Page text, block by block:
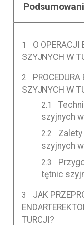
O OPERACJI
SZYJNYCH W
SZYJNYCH W
szyjnych
szyjnych
tętnic
JAK
TURCJI?